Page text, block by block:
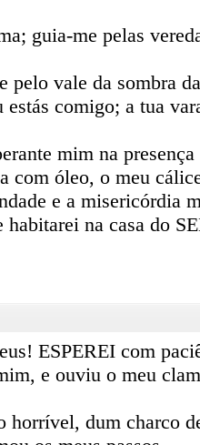
guia-me pelas
pelo vale da sombra
comigo; a tua
mim na
com óleo, o meu
e a misericórdia
habitarei na casa do
ESPEREI com
e ouviu o meu
horrível, dum charco